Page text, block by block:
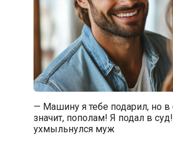
— Машину я тебе подарил, но в
значит, пополам! Я подал в
ухмыльнулся муж